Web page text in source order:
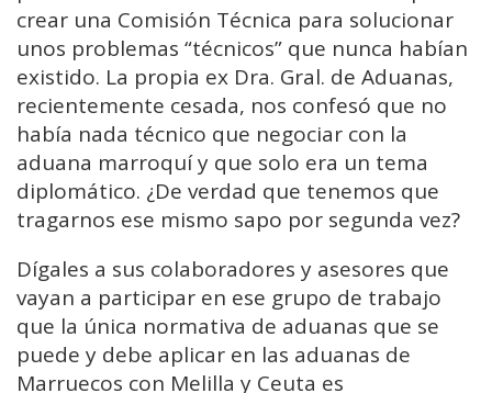
crear una Comisión Técnica para solucionar
unos problemas “técnicos” que nunca habían
existido. La propia ex Dra. Gral. de Aduanas,
recientemente cesada, nos confesó que no
había nada técnico que negociar con la
aduana marroquí y que solo era un tema
diplomático. ¿De verdad que tenemos que
tragarnos ese mismo sapo por segunda vez?
Dígales a sus colaboradores y asesores que
vayan a participar en ese grupo de trabajo
que la única normativa de aduanas que se
puede y debe aplicar en las aduanas de
Marruecos con Melilla y Ceuta es